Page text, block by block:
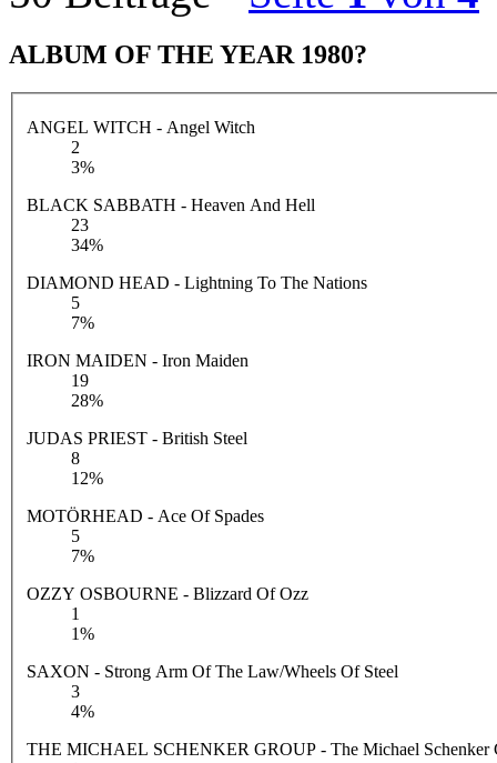
ALBUM OF THE YEAR 1980?
ANGEL WITCH - Angel Witch
2
3%
BLACK SABBATH - Heaven And Hell
23
34%
DIAMOND HEAD - Lightning To The Nations
5
7%
IRON MAIDEN - Iron Maiden
19
28%
JUDAS PRIEST - British Steel
8
12%
MOTÖRHEAD - Ace Of Spades
5
7%
OZZY OSBOURNE - Blizzard Of Ozz
1
1%
SAXON - Strong Arm Of The Law/Wheels Of Steel
3
4%
THE MICHAEL SCHENKER GROUP - The Michael Schenker